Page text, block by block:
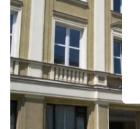
ROZRYWKA
W KINACH
GASTRONOMIA
ZDJĘCIA